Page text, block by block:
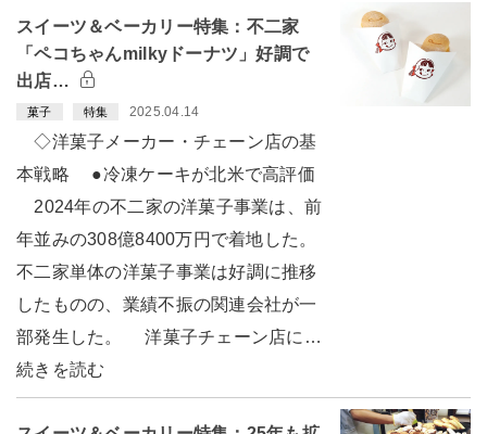
スイーツ＆ベーカリー特集：不二家
「ペコちゃんmilkyドーナツ」好調で
出店…
菓子 特集 2025.04.14
◇洋菓子メーカー・チェーン店の基
本戦略 ●冷凍ケーキが北米で高評価
2024年の不二家の洋菓子事業は、前
年並みの308億8400万円で着地した。
不二家単体の洋菓子事業は好調に推移
したものの、業績不振の関連会社が一
部発生した。 洋菓子チェーン店に…
続きを読む